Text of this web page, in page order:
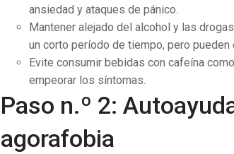
ansiedad y ataques de pánico.
Mantener alejado del alcohol y las
un corto período de tiempo, pero
Evite consumir bebidas con cafeína
empeorar los síntomas.
Paso n.º 2:
agorafobia